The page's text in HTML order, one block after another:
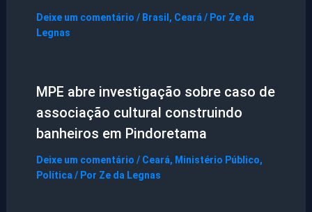
Deixe um comentário / Brasil , Ceará / Por Ze da
Legnas
MPE abre investigação sobre caso de
associação cultural construindo
banheiros em Pindoretama
Deixe um comentário / Ceará, Ministério Público,
Política / Por Ze da Legnas